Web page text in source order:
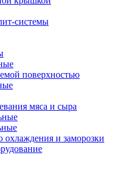
системы
поверхностью
мяса и сыра
и заморозки